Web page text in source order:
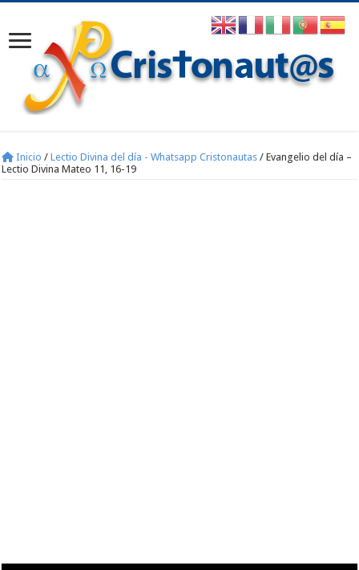
Inicio / Lectio Divina del día - Whatsapp Cristonautas / Evangelio del día –
Lectio Divina Mateo 11, 16-19